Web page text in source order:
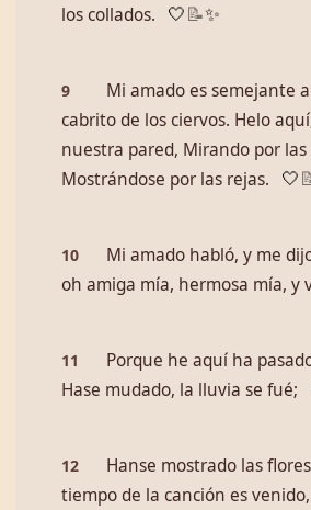
los collados.
🤍 📝✨
9
Mi amado es semejante
cabrito de los ciervos. Helo
nuestra pared, Mirando por
Mostrándose por las rejas.
🤍
10
Mi amado habló, y me
oh amiga mía, hermosa mía, y
11
Porque he aquí ha
Hase mudado, la lluvia se fué;
12
Hanse mostrado las
tiempo de la canción es